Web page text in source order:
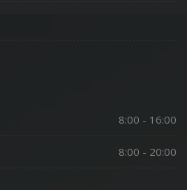
8:00 - 16:00
8:00 - 20:00